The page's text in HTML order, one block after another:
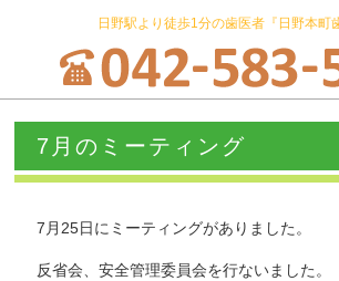
日野駅より徒歩1分の歯医者『日野本町
7月のミーティング
7月25日にミーティングがありました。
反省会、安全管理委員会を行ないました。